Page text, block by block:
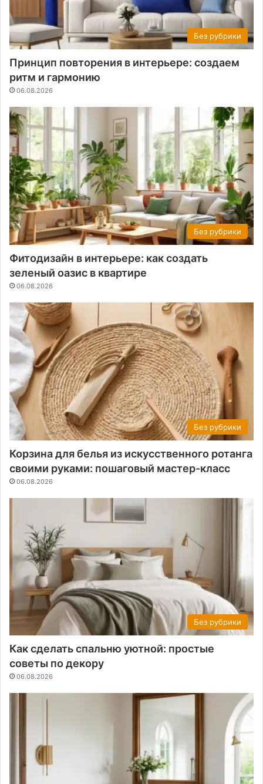
Без рубрики
Принцип повторения в интерьере: создаем
ритм и гармонию
06.08.2026
Без рубрики
Фитодизайн в интерьере: как создать
зеленый оазис в квартире
06.08.2026
Без рубрики
Корзина для белья из искусственного ротанга
своими руками: пошаговый мастер-класс
06.08.2026
Без рубрики
Как сделать спальню уютной: простые
советы по декору
06.08.2026